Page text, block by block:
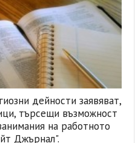
дейности заявяват,
търсещи възможност
на работното
Джърнал".